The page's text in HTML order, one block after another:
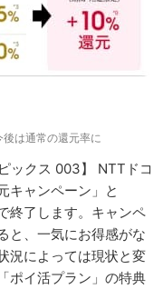
は通常の還元率に
ックス 003】 NTTドコ
キャンペーン」と
終了します。キャンペ
と、一気にお得感がな
況によっては現状と変
ポイ活プラン」の特典